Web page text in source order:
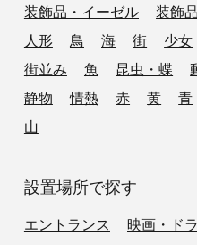
装飾品・イーゼル
装飾
人形
鳥 海 街 少女
街並み
魚 昆虫・蝶
静物
情熱 赤 黄 青
山
設置場所で探す
エントランス 映画・ド